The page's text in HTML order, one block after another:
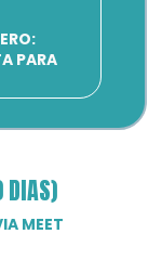
MEET
PARA